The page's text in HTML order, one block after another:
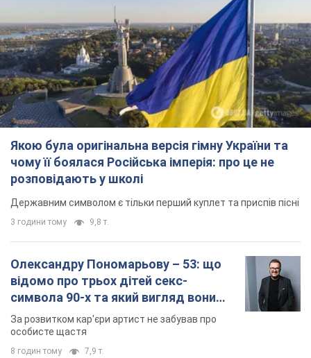
Якою була оригінальна версія гімну України та
чому її боялася Російська імперія: про це не
розповідають у школі
Державним символом є тільки перший куплет та приспів пісні
3 години тому 9,8 т.
Олександру Пономарьову – 53: що
відомо про трьох дітей секс-
символа 90-х та який вигляд вони
мають
За розвитком кар'єри артист не забував про
долари 1996 року: чи приймають
обмінники та банки такі купюри
приймають старі долари